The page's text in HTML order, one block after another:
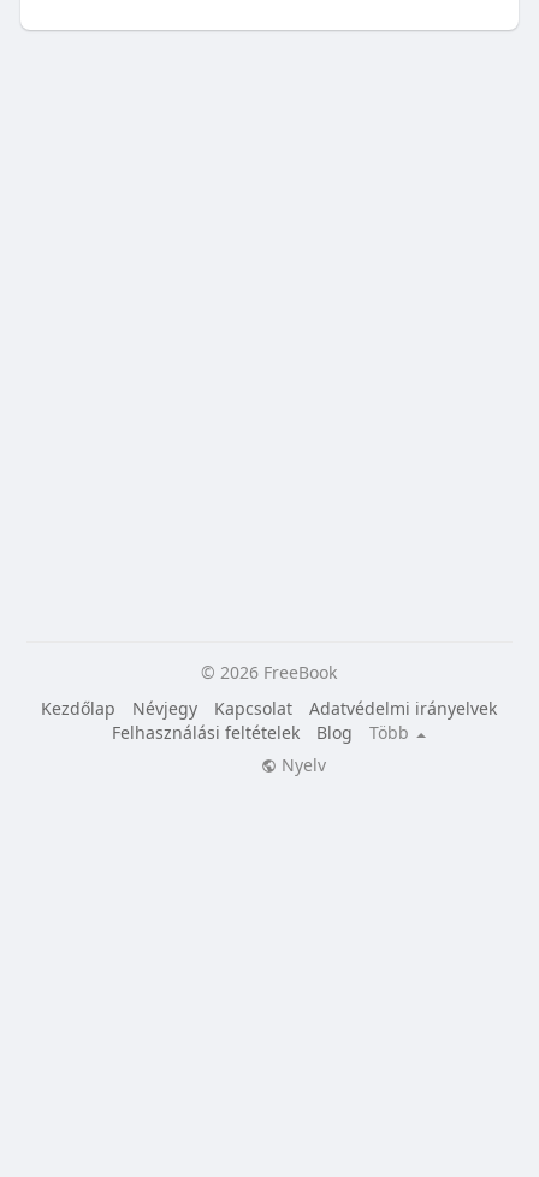
© 2026 FreeBook
Kezdőlap
Névjegy Kapcsolat
Adatvédelmi irányelvek
Felhasználási feltételek
Blog
Több
Nyelv